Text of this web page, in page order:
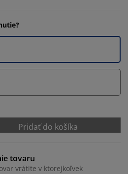
Pridať do košíka
tovaru
vrátite v ktorejkoľvek